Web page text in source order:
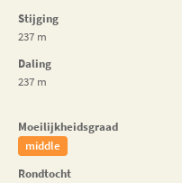
Stijging
237 m
Daling
237 m
Moeilijkheidsgraad
middle
Rondtocht